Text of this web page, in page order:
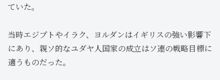
ていた。
当時エジプトやイラク、ヨルダンはイギリスの強い影響下
にあり、親ソ的なユダヤ人国家の成立はソ連の戦略目標に
適うものだった。